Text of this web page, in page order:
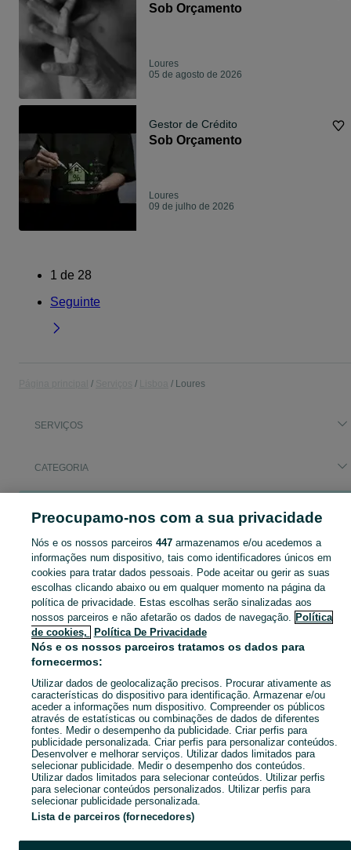
Sob Orçamento
Loures
05 de agosto de 2026
Gestor de Crédito
Sob Orçamento
Loures
09 de julho de 2026
1 de 28
Seguinte
Loures
SERVIÇOS
CATEGORIA
massagens tv fibra tv massagem deck
Navegue pelos últimos anúncios de Serviços em Loures no OLX Portugal. Compre e venda produtos locais com facilidade e segurança. Mostrar
Mapa do site
Mapa das freguesias
Mapa de mini-sites
Pesquisas populares
Preocupamo-nos com a sua privacidade
Nós e os nossos parceiros 447armazenamos e/ou acedemos a
informações num dispositivo, tais como identificadores únicos em
cookies para tratar dados pessoais. Pode aceitar ou gerir as suas
escolhas clicando abaixo ou em qualquer momento na página da
política de privacidade. Estas escolhas serão sinalizadas aos
nossos parceiros e não afetarão os dados de navegação. Política
de cookies,
Política De Privacidade
Nós e os nossos parceiros tratamos os dados para
fornecermos:
Utilizar dados de geolocalização precisos. Procurar ativamente as
características do dispositivo para identificação. Armazenar e/ou
aceder a informações num dispositivo. Compreender os públicos
através de estatísticas ou combinações de dados de diferentes
fontes. Medir o desempenho da publicidade. Criar perfis para
publicidade personalizada. Criar perfis para personalizar conteúdos.
Desenvolver e melhorar serviços. Utilizar dados limitados para
selecionar publicidade. Medir o desempenho dos conteúdos.
Utilizar dados limitados para selecionar conteúdos. Utilizar perfis
para selecionar conteúdos personalizados. Utilizar perfis para
selecionar publicidade personalizada.
Lista de parceiros (fornecedores)